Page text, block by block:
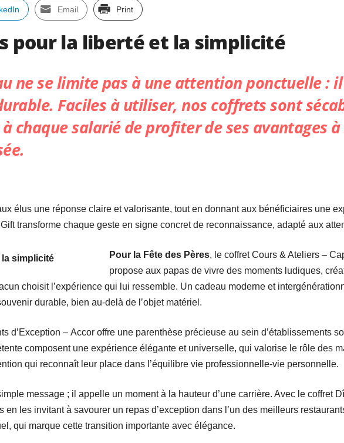
Email Print
pour la liberté et la simplicité
ne se limite pas à une attention ponctuelle :
Faciles à utiliser, nos coffrets sont
chaque salarié de profiter de ses avantages à
élus une réponse claire et valorisante, tout en donnant aux bénéficiaires une
transforme chaque geste en signe concret de reconnaissance, adapté aux
Pour la Fête des Pères, le coffret Cours & Ateliers –
propose aux papas de vivre des moments ludiques,
choisit l’expérience qui lui ressemble. Un cadeau moderne et
durable, bien au-delà de l’objet matériel.
d’Exception – Accor offre une parenthèse précieuse au sein d’établissements
composent une expérience élégante et universelle, qui valorise le rôle des
qui reconnaît leur place dans l’équilibre vie professionnelle-vie personnelle.
message ; il appelle un moment à la hauteur d’une carrière. Avec le coffret
les invitant à savourer un repas d’exception dans l’un des meilleurs
qui marque cette transition importante avec élégance.